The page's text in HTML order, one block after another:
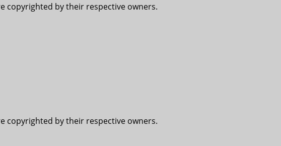
copyrighted by their respective owners.
copyrighted by their respective owners.